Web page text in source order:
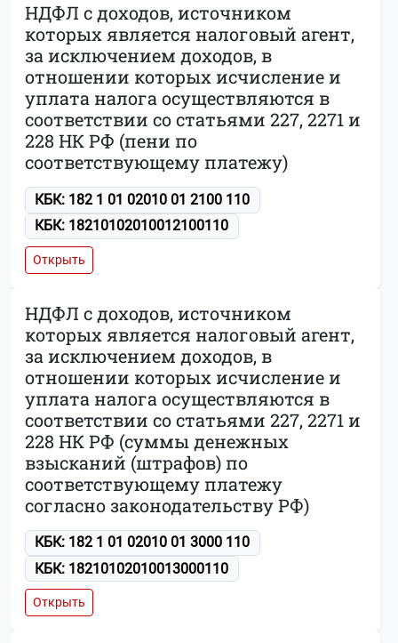
НДФЛ с доходов, источником
которых является налоговый агент,
за исключением доходов, в
отношении которых исчисление и
уплата налога осуществляются в
соответствии со статьями 227, 2271 и
228 НК РФ (пени по
соответствующему платежу)
КБК: 182 1 01 02010 01 2100 110
КБК: 18210102010012100110
Открыть
НДФЛ с доходов, источником
которых является налоговый агент,
за исключением доходов, в
отношении которых исчисление и
уплата налога осуществляются в
соответствии со статьями 227, 2271 и
228 НК РФ (суммы денежных
взысканий (штрафов) по
соответствующему платежу
согласно законодательству РФ)
КБК: 182 1 01 02010 01 3000 110
КБК: 18210102010013000110
Открыть